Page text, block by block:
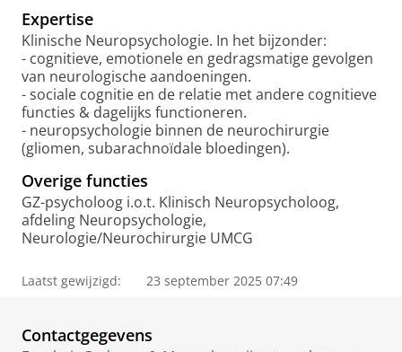
o
r
t
a
l
Expertise
Klinische Neuropsychologie. In het bijzonder:
- cognitieve, emotionele en gedragsmatige gevolgen
van neurologische aandoeningen.
- sociale cognitie en de relatie met andere cognitieve
functies & dagelijks functioneren.
- neuropsychologie binnen de neurochirurgie
(gliomen, subarachnoïdale bloedingen).
Overige functies
GZ-psycholoog i.o.t. Klinisch Neuropsycholoog,
afdeling Neuropsychologie,
Neurologie/Neurochirurgie UMCG
Laatst gewijzigd: 23 september 2025 07:49
Contactgegevens